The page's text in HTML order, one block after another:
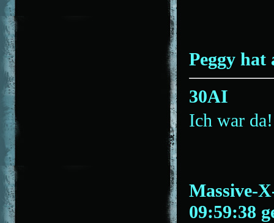
Peggy hat
30AI
Ich war
Massive-
09:59:38